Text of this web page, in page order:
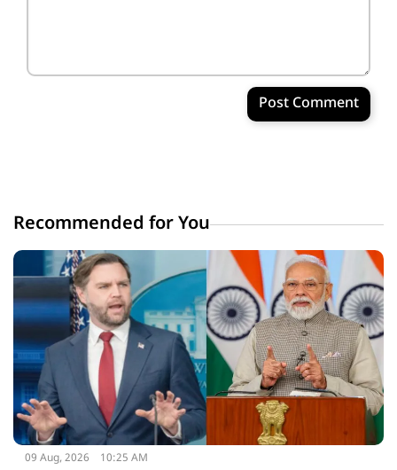
Post Comment
Recommended for You
09 Aug, 2026 10:25 AM